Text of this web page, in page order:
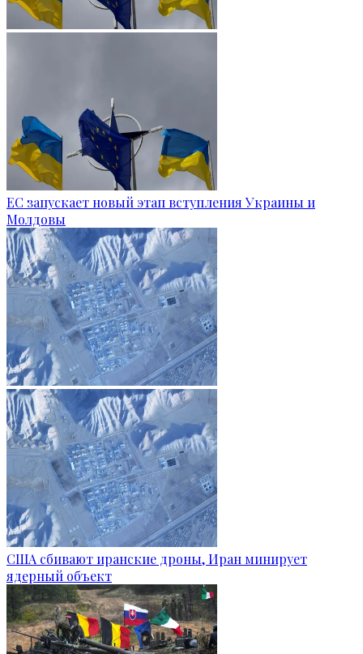
ЕС запускает новый этап вступления Украины и
Молдовы
США сбивают иранские дроны, Иран минирует
ядерный объект